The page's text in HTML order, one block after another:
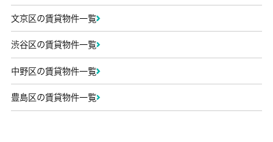
文京区の賃貸物件一覧
渋谷区の賃貸物件一覧
中野区の賃貸物件一覧
豊島区の賃貸物件一覧